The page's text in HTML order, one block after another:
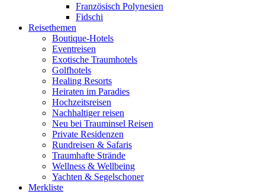
Französisch Polynesien
Fidschi
Reisethemen
Boutique-Hotels
Eventreisen
Exotische Traumhotels
Golfhotels
Healing Resorts
Heiraten im Paradies
Hochzeitsreisen
Nachhaltiger reisen
Neu bei Trauminsel Reisen
Private Residenzen
Rundreisen & Safaris
Traumhafte Strände
Wellness & Wellbeing
Yachten & Segelschoner
Merkliste